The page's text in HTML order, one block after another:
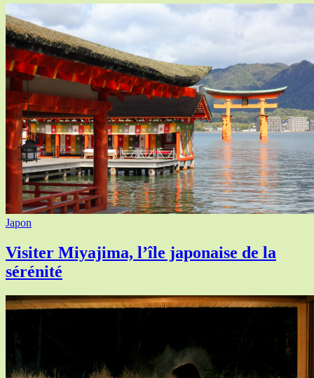
Japon
Visiter Miyajima, l’île japonaise de la
sérénité